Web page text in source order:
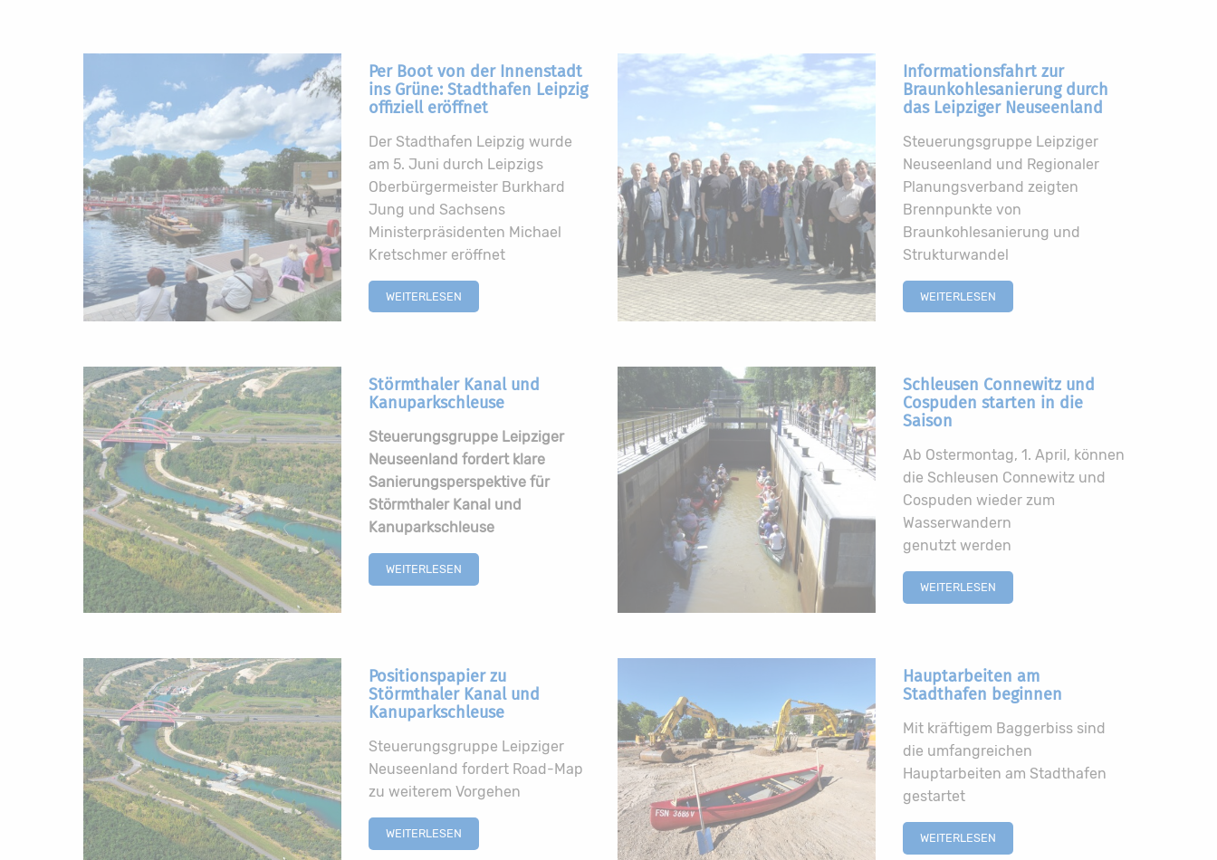
Per Boot von der Innenstadt
ins Grüne: Stadthafen Leipzig
offiziell eröffnet
Der Stadthafen Leipzig wurde
am 5. Juni durch Leipzigs
Oberbürgermeister Burkhard
Jung und Sachsens
Ministerpräsidenten Michael
Kretschmer eröffnet
WEITERLESEN
Informationsfahrt zur
Braunkohlesanierung durch
das Leipziger Neuseenland
Steuerungsgruppe Leipziger
Neuseenland und Regionaler
Planungsverband zeigten
Brennpunkte von
Braunkohlesanierung und
Strukturwandel
WEITERLESEN
Störmthaler Kanal und
Kanuparkschleuse
Steuerungsgruppe Leipziger
Neuseenland fordert klare
Sanierungsperspektive für
Störmthaler Kanal und
Kanuparkschleuse
WEITERLESEN
Schleusen Connewitz und
Cospuden starten in die
Saison
Ab Ostermontag, 1. April, können
die Schleusen Connewitz und
Cospuden wieder zum
Wasserwandern
genutzt werden
WEITERLESEN
Positionspapier zu
Störmthaler Kanal und
Kanuparkschleuse
Steuerungsgruppe Leipziger
Neuseenland fordert Road-Map
zu weiterem Vorgehen
WEITERLESEN
Hauptarbeiten am
Stadthafen beginnen
Mit kräftigem Baggerbiss sind
die umfangreichen
Hauptarbeiten am Stadthafen
gestartet
WEITERLESEN